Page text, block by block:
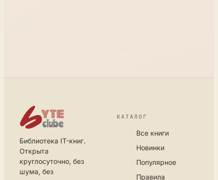
Библиотека IT-книг.
Открыта
круглосуточно, без
шума, без
КАТАЛОГ
Все книги
Новинки
Популярное
Правила